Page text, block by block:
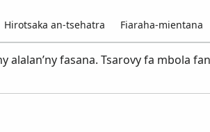
Hirotsaka an-tsehatra Fiaraha-mientana
alalan’ny fasana. Tsarovy fa mbola